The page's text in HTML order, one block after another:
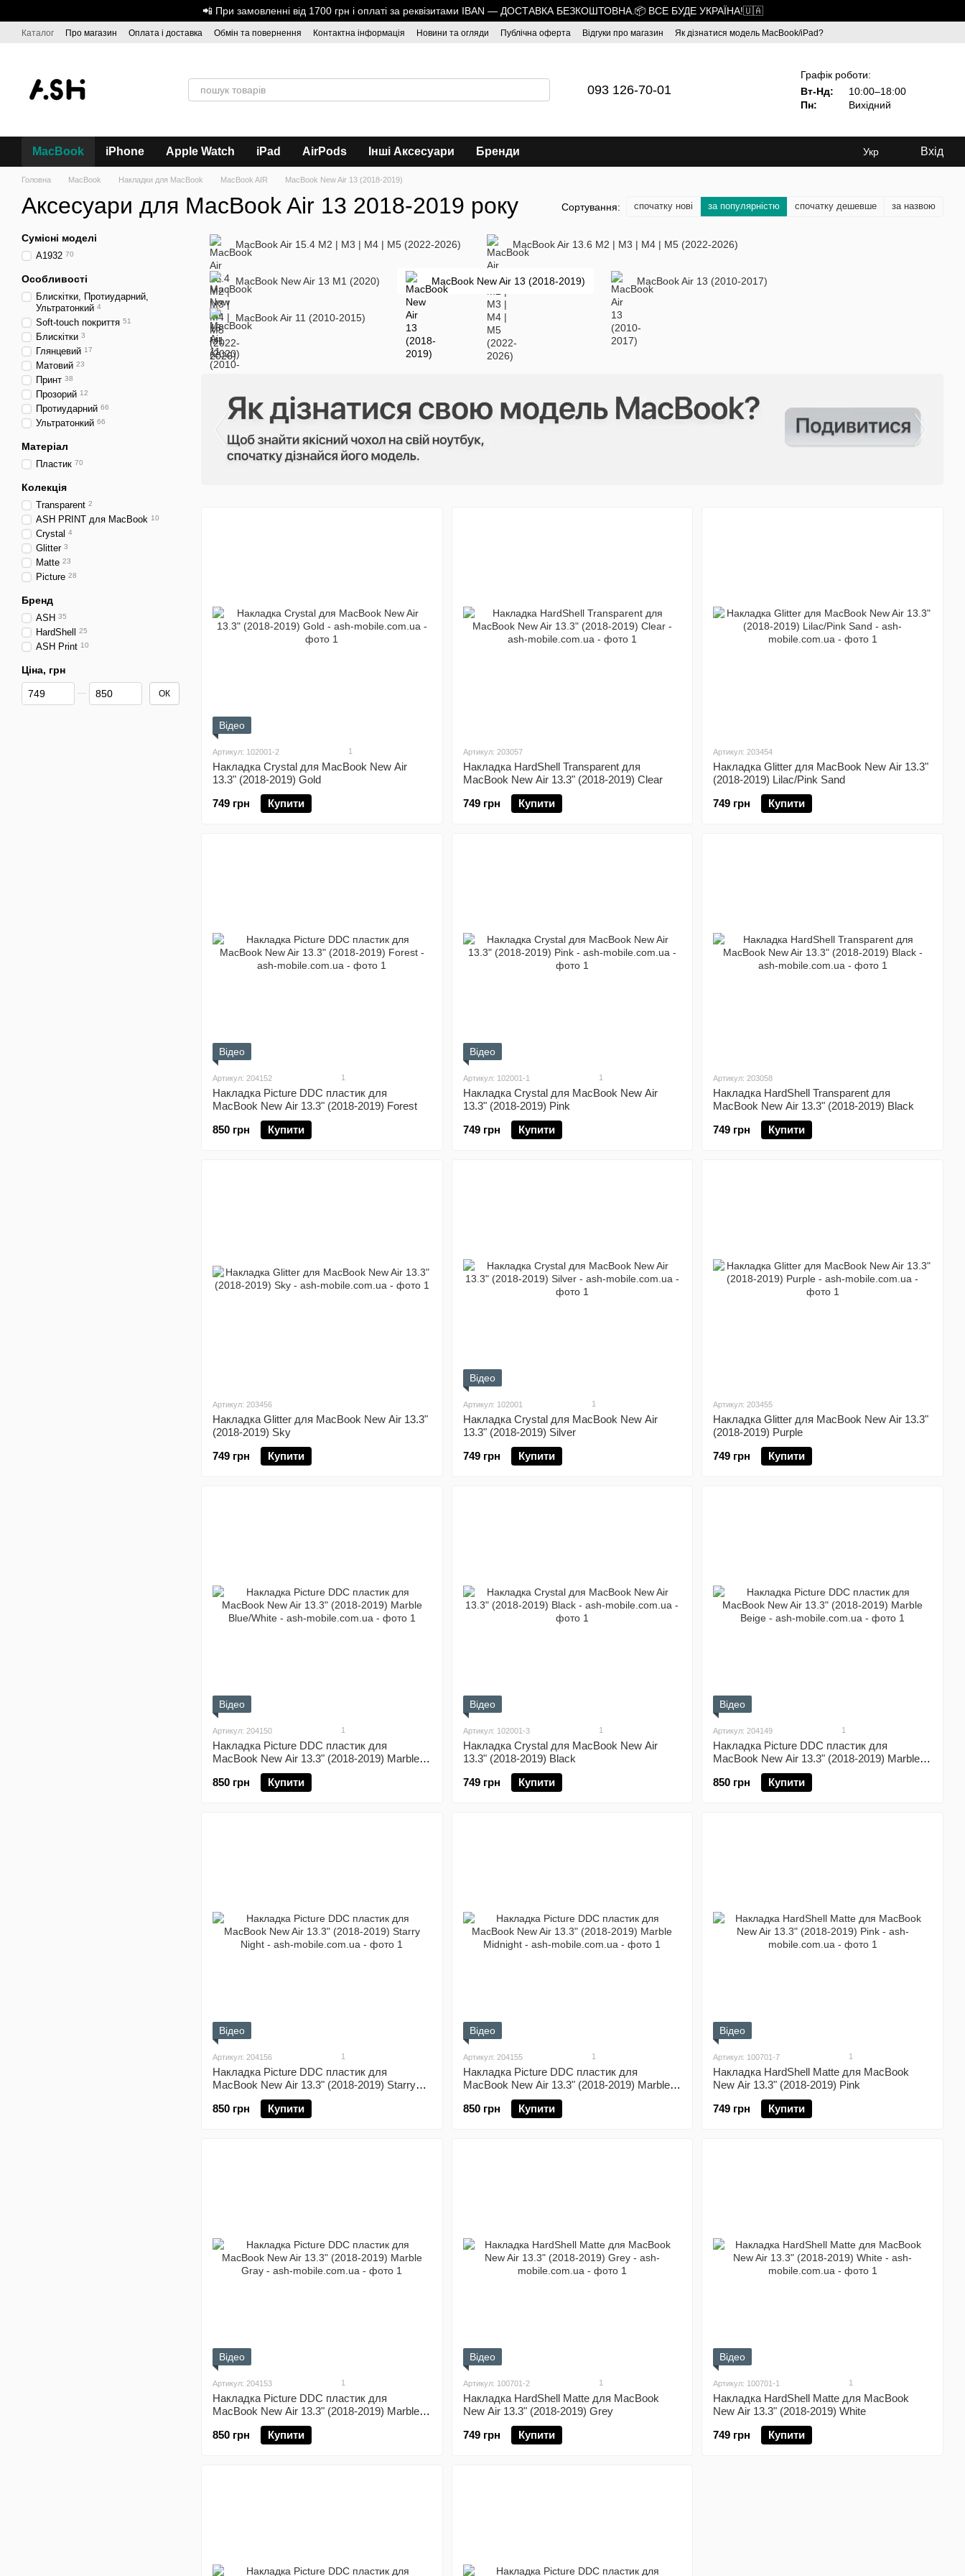
📲 При замовленні від 1700 грн і оплаті за реквізитами IBAN — ДОСТАВКА БЕЗКОШТОВНА.📦 ВСЕ БУДЕ УКРАЇНА!🇺🇦
Каталог Про магазин Оплата і доставка Обмін та повернення Контактна інформація Новини та огляди Публічна оферта Відгуки про магазин
Як дізнатися модель MacBook/iPad?
093 126-70-01
Графік роботи:
Вт-Нд:
10:00–18:00
Пн:
Вихідний
MacBook iPhone Apple Watch iPad AirPods Інші Аксесуари Бренди Укр Вхід
Головна MacBook Накладки для MacBook MacBook AIR MacBook New Air 13 (2018-2019)
Аксесуари для MacBook Air 13 2018-2019 року Сортування: спочатку нові за популярністю спочатку дешевше за назвою
MacBook Air 15.4 M2 | M3 | M4 | M5 (2022-2026) MacBook Air 13.6 M2 | M3 | M4 | M5 (2022-2026)
MacBook New Air 13 M1 (2020) MacBook New Air 13 (2018-2019) MacBook Air 13 (2010-2017)
MacBook Air 11 (2010-2015)
Відео
Артикул: 102001-2 1
Накладка Crystal для MacBook New Air
13.3" (2018-2019) Gold
749 грн
Купити
Артикул: 203057
Накладка HardShell Transparent для
MacBook New Air 13.3" (2018-2019) Clear
749 грн
Купити
Артикул: 203454
Накладка Glitter для MacBook New Air 13.3"
(2018-2019) Lilac/Pink Sand
749 грн
Купити
Відео
Артикул: 204152 1
Накладка Picture DDC пластик для
MacBook New Air 13.3" (2018-2019) Forest
850 грн
Купити
Відео
Артикул: 102001-1 1
Накладка Crystal для MacBook New Air
13.3" (2018-2019) Pink
749 грн
Купити
Артикул: 203058
Накладка HardShell Transparent для
MacBook New Air 13.3" (2018-2019) Black
749 грн
Купити
Артикул: 203456
Накладка Glitter для MacBook New Air 13.3"
(2018-2019) Sky
749 грн
Купити
Відео
Артикул: 102001 1
Накладка Crystal для MacBook New Air
13.3" (2018-2019) Silver
749 грн
Купити
Артикул: 203455
Накладка Glitter для MacBook New Air 13.3"
(2018-2019) Purple
749 грн
Купити
Відео
Артикул: 204150 1
Накладка Picture DDC пластик для
MacBook New Air 13.3" (2018-2019) Marble
Blue/White
850 грн
Купити
Відео
Артикул: 102001-3 1
Накладка Crystal для MacBook New Air
13.3" (2018-2019) Black
749 грн
Купити
Відео
Артикул: 204149 1
Накладка Picture DDC пластик для
MacBook New Air 13.3" (2018-2019) Marble
850 грн
Купити
Відео
Артикул: 204156 1
Накладка Picture DDC пластик для
MacBook New Air 13.3" (2018-2019) Starry
850 грн
Купити
Відео
Артикул: 204155 1
Накладка Picture DDC пластик для
MacBook New Air 13.3" (2018-2019) Marble
850 грн
Купити
Відео
Артикул: 100701-7 1
Накладка HardShell Matte для MacBook
New Air 13.3" (2018-2019) Pink
749 грн
Купити
Відео
Артикул: 204153 1
Накладка Picture DDC пластик для
MacBook New Air 13.3" (2018-2019) Marble
850 грн
Купити
Відео
Артикул: 100701-2 1
Накладка HardShell Matte для MacBook
New Air 13.3" (2018-2019) Grey
749 грн
Купити
Відео
Артикул: 100701-1 1
Накладка HardShell Matte для MacBook
New Air 13.3" (2018-2019) White
749 грн
Купити
Сумісні моделі
A1932 70
Особливості
Блискітки, Протиударний,
Ультратонкий 4
Soft-touch покриття 51
Блискітки 3
Глянцевий 17
Матовий 23
Принт 38
Прозорий 12
Протиударний 66
Ультратонкий 66
Матеріал
Пластик 70
Колекція
Transparent 2
ASH PRINT для MacBook 10
Crystal 4
Glitter 3
Matte 23
Picture 28
Бренд
ASH 35
HardShell 25
ASH Print 10
Ціна, грн
Від Ціна, грн
До Ціна, грн ОК